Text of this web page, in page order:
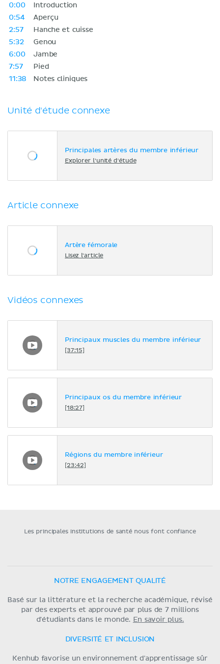
0:00
Introduction
0:54
Aperçu
2:57
Hanche et cuisse
5:32
Genou
6:00
Jambe
7:57
Pied
11:38
Notes cliniques
Unité d'étude connexe
Principales artères du membre inférieur
Explorer l'unité d'étude
Article connexe
Artère fémorale
Lisez l'article
Vidéos connexes
Principaux muscles du membre inférieur
[37:15]
Principaux os du membre inférieur
[18:27]
Régions du membre inférieur
[23:42]
Les principales institutions de santé nous font confiance
NOTRE ENGAGEMENT QUALITÉ
Basé sur la littérature et la recherche académique, révisé
par des experts et approuvé par plus de 7 millions
d'étudiants dans le monde. En savoir plus.
DIVERSITÉ ET INCLUSION
Kenhub favorise un environnement d'apprentissage sûr